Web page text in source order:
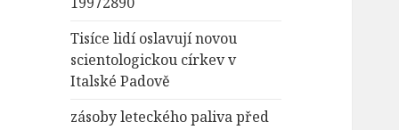
Tisíce lidí oslavují novou
scientologickou církev v
Italské Padově
zásoby leteckého paliva před